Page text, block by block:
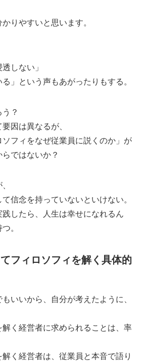
りやすいと思います。
しない」
」という声もあがったりもする。
？
因は異なるが、
フィをなぜ従業員に説くのか」が
ではないか？
信念を持っていないといけない。
践したら、人生は幸せになれるん
。
フィロソフィを解く具体的
いいから、自分が考えたように、
解く経営者に求められることは、率
く経営者は、従業員と本音で語り